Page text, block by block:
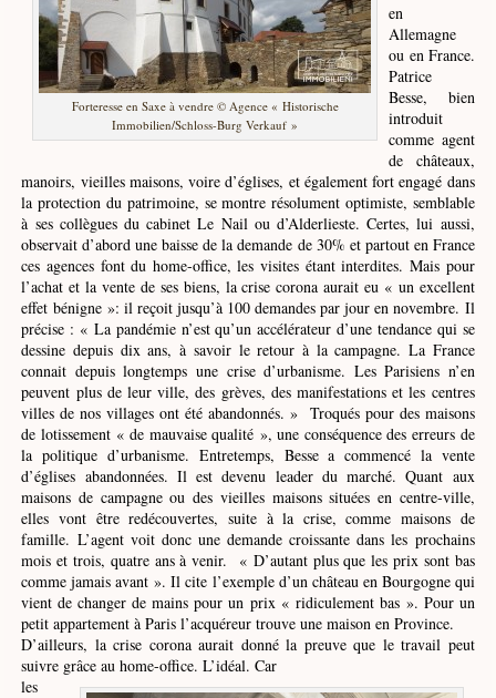
Forteresse en Saxe à vendre © Agence « Historische
Immobilien/Schloss-Burg Verkauf »
en
Allemagne
ou en France.
Patrice
Besse, bien
introduit
comme agent
de châteaux,
manoirs, vieilles maisons, voire d’églises, et également fort engagé dans
la protection du patrimoine, se montre résolument optimiste, semblable
à ses collègues du cabinet Le Nail ou d’Alderlieste. Certes, lui aussi,
observait d’abord une baisse de la demande de 30% et partout en France
ces agences font du home-office, les visites étant interdites. Mais pour
l’achat et la vente de ses biens, la crise corona aurait eu « un excellent
effet bénigne »: il reçoit jusqu’à 100 demandes par jour en novembre. Il
précise : « La pandémie n’est qu’un accélérateur d’une tendance qui se
dessine depuis dix ans, à savoir le retour à la campagne. La France
connait depuis longtemps une crise d’urbanisme. Les Parisiens n’en
peuvent plus de leur ville, des grèves, des manifestations et les centres
villes de nos villages ont été abandonnés. » Troqués pour des maisons
de lotissement « de mauvaise qualité », une conséquence des erreurs de
la politique d’urbanisme. Entretemps, Besse a commencé la vente
d’églises abandonnées. Il est devenu leader du marché. Quant aux
maisons de campagne ou des vieilles maisons situées en centre-ville,
elles vont être redécouvertes, suite à la crise, comme maisons de
famille. L’agent voit donc une demande croissante dans les prochains
mois et trois, quatre ans à venir. « D’autant plus que les prix sont bas
comme jamais avant ». Il cite l’exemple d’un château en Bourgogne qui
vient de changer de mains pour un prix « ridiculement bas ». Pour un
petit appartement à Paris l’acquéreur trouve une maison en Province.
D’ailleurs, la crise corona aurait donné la preuve que le travail peut
suivre grâce au home-office. L’idéal. Car
les